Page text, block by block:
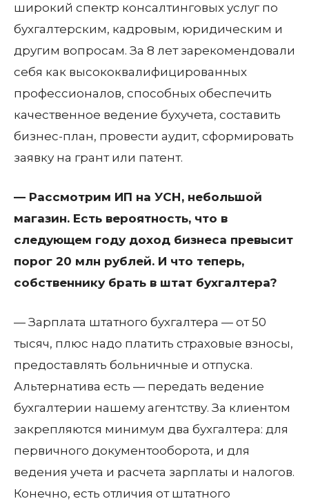
широкий спектр консалтинговых услуг по
бухгалтерским, кадровым, юридическим и
другим вопросам. За 8 лет зарекомендовали
себя как высококвалифицированных
профессионалов, способных обеспечить
качественное ведение бухучета, составить
бизнес-план, провести аудит, сформировать
заявку на грант или патент.
— Рассмотрим ИП на УСН, небольшой
магазин. Есть вероятность, что в
следующем году доход бизнеса превысит
порог 20 млн рублей. И что теперь,
собственнику брать в штат бухгалтера?
— Зарплата штатного бухгалтера — от 50
тысяч, плюс надо платить страховые взносы,
предоставлять больничные и отпуска.
Альтернатива есть — передать ведение
бухгалтерии нашему агентству. За клиентом
закрепляются минимум два бухгалтера: для
первичного документооборота, и для
ведения учета и расчета зарплаты и налогов.
Конечно, есть отличия от штатного